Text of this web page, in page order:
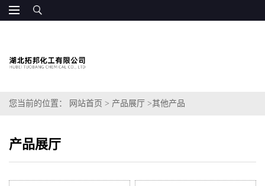
您当前的位置： 网站首页 > 产品展厅 >其他产品
产品展厅